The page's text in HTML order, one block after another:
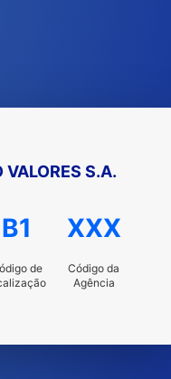
VALORES S.A.
B1
de
XXX
Código da
Agência